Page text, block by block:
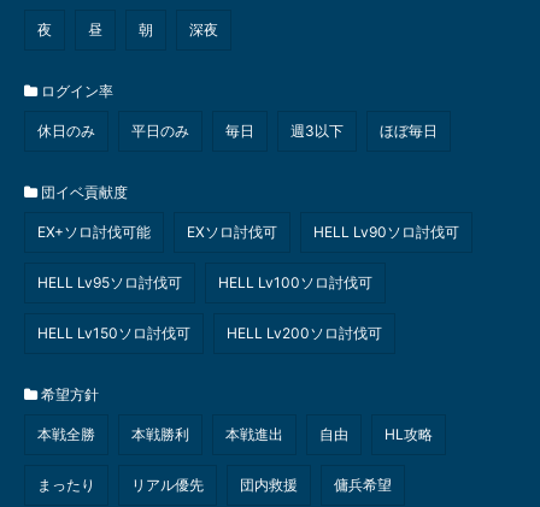
夜 昼 朝 深夜
ログイン率
休日のみ 平日のみ 毎日 週3以下 ほぼ毎日
団イベ貢献度
EX+ソロ討伐可能 EXソロ討伐可 HELL Lv90ソロ討伐可
HELL Lv95ソロ討伐可 HELL Lv100ソロ討伐可
HELL Lv150ソロ討伐可 HELL Lv200ソロ討伐可
希望方針
本戦全勝 本戦勝利 本戦進出 自由 HL攻略
まったり リアル優先 団内救援 傭兵希望